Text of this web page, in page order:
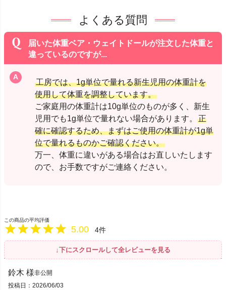
よくある質問
届いた体重ベア・ウェイトドールが注文した体重と
違っているのですが...
工房では、1g単位で量れる新生児用の体重計を
使用して体重を調整しています。
ご家庭用の体重計は10g単位のものが多く、新生
児用でも1g単位で量れない場合があります。
正
確に確認するため、まずはご使用の体重計が1g単
位で量れるものかご確認ください。
万一、体重に違いがある場合はお直しいたします
ので、お手数ですがご連絡ください。
5.00 4
鈴木
非公開
投稿日
2026/06/03